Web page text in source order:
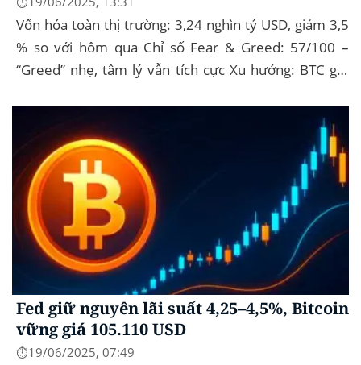
Vốn hóa toàn thị trường: 3,24 nghìn tỷ USD, giảm 3,5
% so với hôm qua Chỉ số Fear & Greed: 57/100 –
“Greed” nhẹ, tâm lý vẫn tích cực Xu hướng: BTC giữ
Fed giữ nguyên lãi suất 4,25–4,5%, Bitcoin
vững giá 105.110 USD
⏱️19/06/2025, 07:49